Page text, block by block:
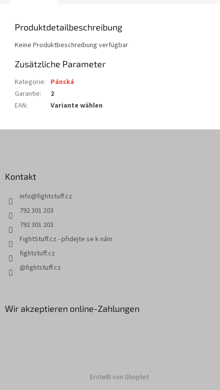
Produktdetailbeschreibung
Keine Produktbeschreibung verfügbar
Zusätzliche Parameter
Kategorie: Pánská
Garantie:
2
EAN: Variante wählen
Kontakt
info@fightstuff.cz
792 301 203
792 301 203
FightStuff.cz - přidejte se k nám
fightstuff.cz
@fightstuff.cz
Wir akzeptieren online-Zahlungen
Erstellt von Shoptet